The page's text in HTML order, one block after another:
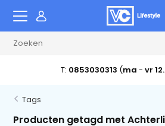
T: 0853030313 (ma - vr
Tags
Producten getagd met